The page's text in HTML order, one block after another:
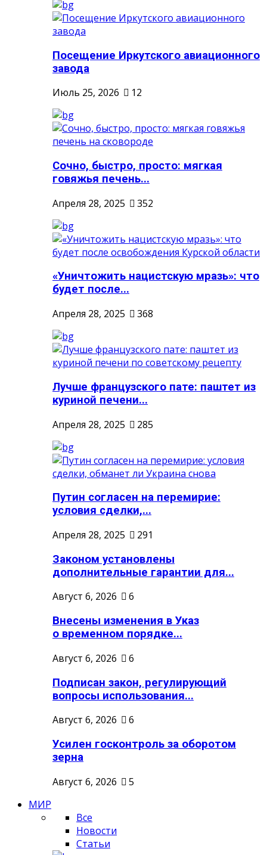
Посещение Иркутского авиационного
завода
Июль 25, 2026
12
Сочно, быстро, просто: мягкая
говяжья печень...
Апреля 28, 2025
352
«Уничтожить нацистскую мразь»: что
будет после...
Апреля 28, 2025
368
Лучше французского пате: паштет из
куриной печени...
Апреля 28, 2025
285
Путин согласен на перемирие:
условия сделки,...
Апреля 28, 2025
291
Законом установлены
дополнительные гарантии для...
Август 6, 2026
6
Внесены изменения в Указ
о временном порядке...
Август 6, 2026
6
Подписан закон, регулирующий
вопросы использования...
Август 6, 2026
6
Усилен госконтроль за оборотом
зерна
Август 6, 2026
5
МИР
Все
Новости
Статьи